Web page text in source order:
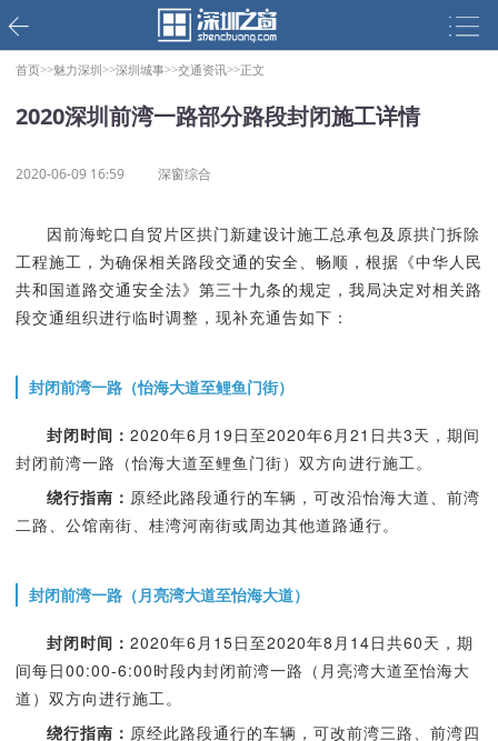
首页>>魅力深圳>>深圳城事>>交通资讯>>正文
2020深圳前湾一路部分路段封闭施工详情
2020-06-09 16:59 深窗综合
因前海蛇口自贸片区拱门新建设计施工总承包及原拱门拆除
工程施工，为确保相关路段交通的安全、畅顺，根据《中华人民
共和国道路交通安全法》第三十九条的规定，我局决定对相关路
段交通组织进行临时调整，现补充通告如下：
封闭前湾一路（怡海大道至鲤鱼门街）
封闭时间： 2020年6月19日至2020年6月21日共3天，期间
封闭前湾一路（怡海大道至鲤鱼门街）双方向进行施工。
绕行指南： 原经此路段通行的车辆，可改沿怡海大道、前湾
二路、公馆南街、桂湾河南街或周边其他道路通行。
封闭前湾一路（月亮湾大道至怡海大道）
封闭时间： 2020年6月15日至2020年8月14日共60天，期
间每日00:00-6:00时段内封闭前湾一路（月亮湾大道至怡海大
道）双方向进行施工。
绕行指南： 原经此路段通行的车辆，可改前湾三路、前湾四